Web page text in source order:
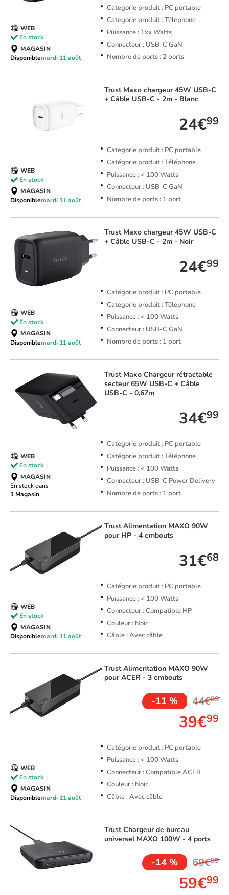
Catégorie produit : PC portable
Catégorie produit : Téléphone
Puissance : 1xx Watts
Connecteur : USB-C GaN
Nombre de ports : 2 ports
WEB
En stock
MAGASIN
Disponiblemardi 11 août
Trust Maxo chargeur 45W USB-C
+ Câble USB-C - 2m - Blanc
24€99
Catégorie produit : PC portable
Catégorie produit : Téléphone
Puissance : < 100 Watts
Connecteur : USB-C GaN
Nombre de ports : 1 port
WEB
En stock
MAGASIN
Disponiblemardi 11 août
Trust Maxo chargeur 45W USB-C
+ Câble USB-C - 2m - Noir
24€99
Catégorie produit : PC portable
Catégorie produit : Téléphone
Puissance : < 100 Watts
Connecteur : USB-C GaN
Nombre de ports : 1 port
WEB
En stock
MAGASIN
Disponiblemardi 11 août
Trust Maxo Chargeur rétractable
secteur 65W USB-C + Câble
USB-C - 0,67m
34€99
Catégorie produit : PC portable
Catégorie produit : Téléphone
Puissance : < 100 Watts
Connecteur : USB-C Power Delivery
Nombre de ports : 1 port
WEB
En stock
MAGASIN
En stock dans
1 Magasin
TrustAlimentation MAXO 90W
pour HP - 4 embouts
31€68
Catégorie produit : PC portable
Puissance : < 100 Watts
Connecteur : Compatible HP
Couleur : Noir
Câble : Avec câble
WEB
En stock
MAGASIN
Disponiblemardi 11 août
TrustAlimentation MAXO 90W
pour ACER - 3 embouts
-11 % 44€99
39€99
Catégorie produit : PC portable
Puissance : < 100 Watts
Connecteur : Compatible ACER
Couleur : Noir
Câble : Avec câble
WEB
En stock
MAGASIN
Disponiblemardi 11 août
TrustChargeur de bureau
universel MAXO 100W - 4 ports
-14 % 69€99
59€99